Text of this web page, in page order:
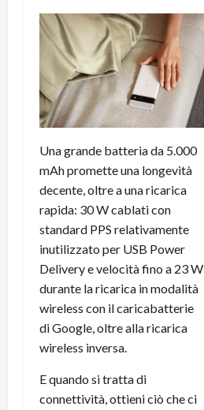
Una grande batteria da 5.000
mAh promette una longevità
decente, oltre a una ricarica
rapida: 30 W cablati con
standard PPS relativamente
inutilizzato per USB Power
Delivery e velocità fino a 23 W
durante la ricarica in modalità
wireless con il caricabatterie
di Google, oltre alla ricarica
wireless inversa.
E quando si tratta di
connettività, ottieni ciò che ci